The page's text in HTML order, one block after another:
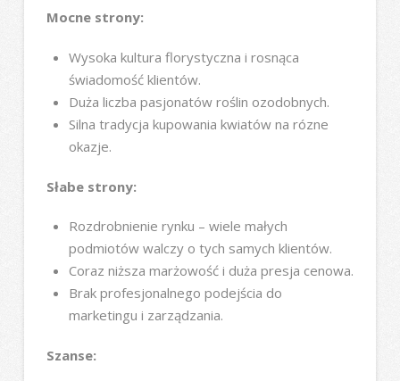
Mocne strony:
Wysoka kultura florystyczna i rosnąca
świadomość klientów.
Duża liczba pasjonatów roślin ozodobnych.
Silna tradycja kupowania kwiatów na rózne
okazje.
Słabe strony:
Rozdrobnienie rynku – wiele małych
podmiotów walczy o tych samych klientów.
Coraz niższa marżowość i duża presja cenowa.
Brak profesjonalnego podejścia do
marketingu i zarządzania.
Szanse: